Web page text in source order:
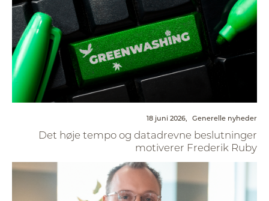
18 juni 2026, Generelle nyheder
Det høje tempo og datadrevne beslutninger
motiverer Frederik Ruby